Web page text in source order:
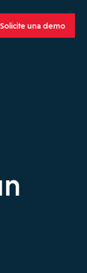
Solicite una demo